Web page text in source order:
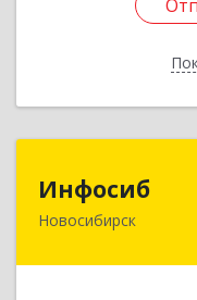
Инфосиб
Новосибирск
630083,